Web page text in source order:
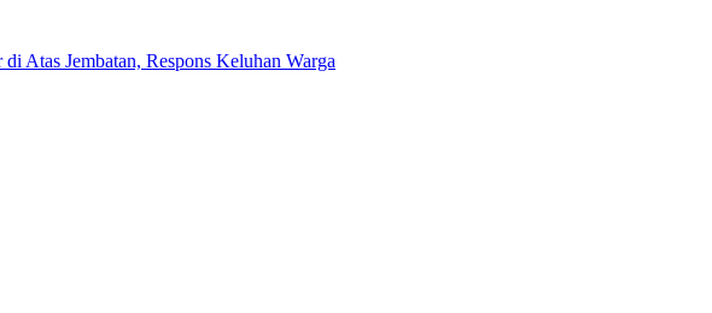
Atas Jembatan, Respons Keluhan Warga
KM Mutiara Sentosa II
Polri, Wujud Kepedulian dan Pengabdian Berkelanjutan